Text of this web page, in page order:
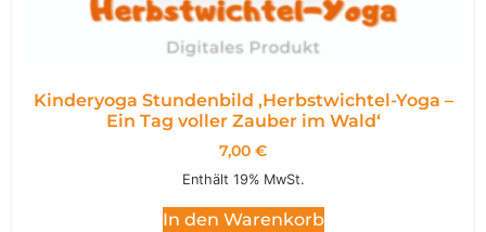
Kinderyoga Stundenbild ,Herbstwichtel-Yoga –
Ein Tag voller Zauber im Wald‘
7,00 €
Enthält 19% MwSt.
In den Warenkorb